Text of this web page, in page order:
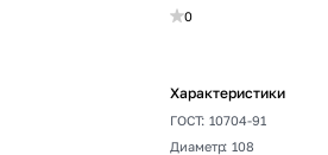
0
Характеристики
ГОСТ: 10704-91
Диаметр: 108